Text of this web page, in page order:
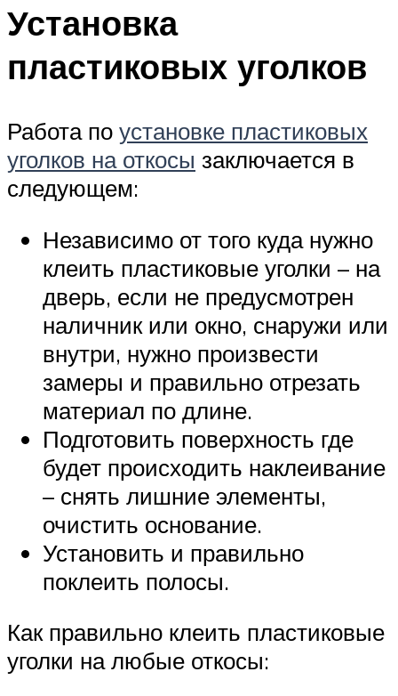
Установка
пластиковых уголков
Работа по установке пластиковых
уголков на откосы заключается в
следующем:
Независимо от того куда нужно
клеить пластиковые уголки – на
дверь, если не предусмотрен
наличник или окно, снаружи или
внутри, нужно произвести
замеры и правильно отрезать
материал по длине.
Подготовить поверхность где
будет происходить наклеивание
– снять лишние элементы,
очистить основание.
Установить и правильно
поклеить полосы.
Как правильно клеить пластиковые
уголки на любые откосы: